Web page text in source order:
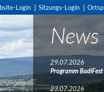
Login Sitzungs-Login
News
29.07.2026
Programm
23.07.2026